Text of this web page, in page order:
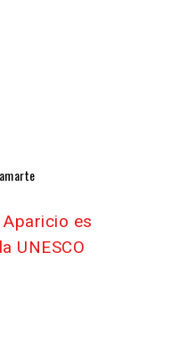
es
UNESCO